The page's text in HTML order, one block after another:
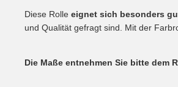
Diese Rolle eignet sich besonders
und Qualität gefragt sind. Mit der
Die Maße entnehmen Sie bitte dem